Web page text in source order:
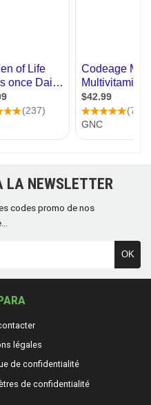
LA NEWSLETTER
codes promo de nos
OK
légales
de confidentialité
de confidentialité